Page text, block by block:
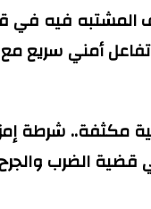
المشتبه فيه في
أمني سريع
مكثفة.. شرطة
قضية الضرب